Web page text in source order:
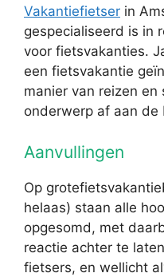
Vakantiefietser in
gespecialiseerd is in
voor fietsvakanties.
een fietsvakantie
manier van reizen
onderwerp af aan de
Aanvullingen
Op
helaas) staan alle
opgesomd, met
reactie achter te
fietsers, en wellicht